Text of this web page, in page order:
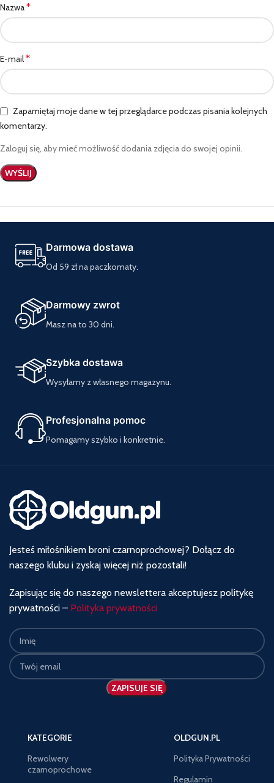
Nazwa*
E-mail*
Zapamiętaj moje dane w tej przeglądarce podczas pisania kolejnych
komentarzy.
Zaloguj się, aby mieć możliwość dodania zdjęcia do swojej opinii.
Darmowa dostawa
Od 59 zł na paczkomaty.
Darmowy zwrot
Masz na to 30 dni.
Szybka dostawa
Wysyłamy z własnego magazynu.
Profesjonalna pomoc
Pomagamy szybko i konkretnie.
Jesteś miłośnikiem broni czarnoprochowej? Dołącz do
naszego klubu i zyskaj więcej niż pozostali!
Zapisując się do naszego newslettera akceptujesz politykę
prywatności – Polityka prywatności
KATEGORIE
Rewolwery
czarnoprochowe
OLDGUN.PL
Polityka Prywatności
Regulamin